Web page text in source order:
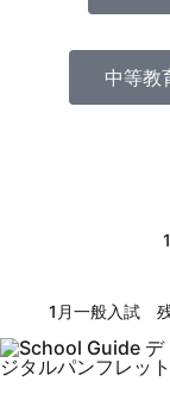
中等教
1月一般入試